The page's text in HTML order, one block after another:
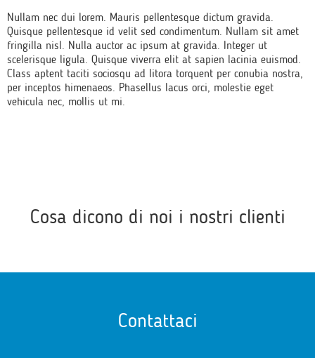
Nullam nec dui lorem. Mauris pellentesque dictum gravida.
Quisque pellentesque id velit sed condimentum. Nullam sit amet
fringilla nisl. Nulla auctor ac ipsum at gravida. Integer ut
scelerisque ligula. Quisque viverra elit at sapien lacinia euismod.
Class aptent taciti sociosqu ad litora torquent per conubia nostra,
per inceptos himenaeos. Phasellus lacus orci, molestie eget
vehicula nec, mollis ut mi.
Cosa dicono di noi i nostri clienti
Contattaci